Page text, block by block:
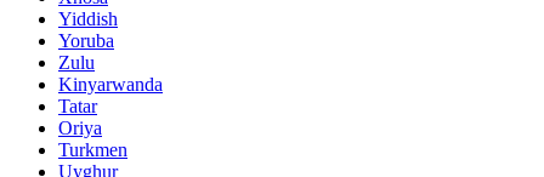
Yiddish
Yoruba
Zulu
Kinyarwanda
Tatar
Oriya
Turkmen
Uyghur